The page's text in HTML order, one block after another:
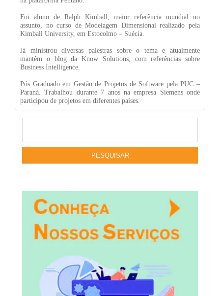
Foi aluno de Ralph Kimball, maior referência mundial no
assunto, no curso de Modelagem Dimensional realizado pela
Kimball University, em Estocolmo – Suécia.
Já ministrou diversas palestras sobre o tema e atualmente
mantêm o blog da Know Solutions, com referências sobre
Business Intelligence.
Pós Graduado em Gestão de Projetos de Software pela PUC –
Paraná. Trabalhou durante 7 anos na empresa Siemens onde
participou de projetos em diferentes países.